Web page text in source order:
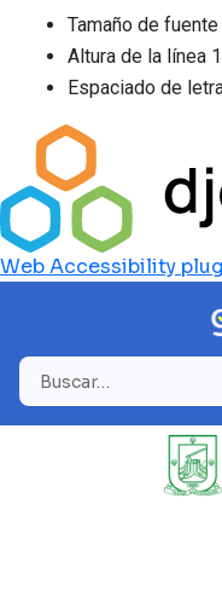
Tamaño de fuente
Altura de la línea
Espaciado de
Web Accessibility
Buscar